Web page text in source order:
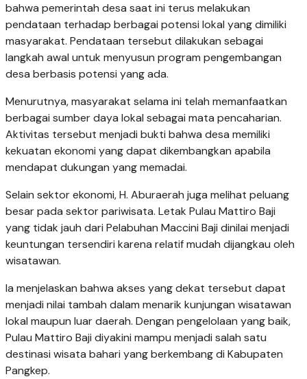
bahwa pemerintah desa saat ini terus melakukan
pendataan terhadap berbagai potensi lokal yang dimiliki
masyarakat. Pendataan tersebut dilakukan sebagai
langkah awal untuk menyusun program pengembangan
desa berbasis potensi yang ada.
Menurutnya, masyarakat selama ini telah memanfaatkan
berbagai sumber daya lokal sebagai mata pencaharian.
Aktivitas tersebut menjadi bukti bahwa desa memiliki
kekuatan ekonomi yang dapat dikembangkan apabila
mendapat dukungan yang memadai.
Selain sektor ekonomi, H. Aburaerah juga melihat peluang
besar pada sektor pariwisata. Letak Pulau Mattiro Baji
yang tidak jauh dari Pelabuhan Maccini Baji dinilai menjadi
keuntungan tersendiri karena relatif mudah dijangkau oleh
wisatawan.
Ia menjelaskan bahwa akses yang dekat tersebut dapat
menjadi nilai tambah dalam menarik kunjungan wisatawan
lokal maupun luar daerah. Dengan pengelolaan yang baik,
Pulau Mattiro Baji diyakini mampu menjadi salah satu
destinasi wisata bahari yang berkembang di Kabupaten
Pangkep.